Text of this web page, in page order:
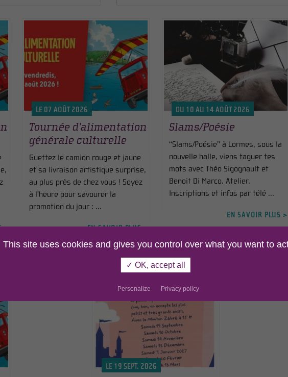
>
LE 07 AOÛT 2026
Tournée d’alimentation
générale culturelle
Guettez le camion rouge et jaune
et sa livraison artistique surprise,
au plus près de chez vous ! Soyez
à l'heure pour savourer la
promotion du jour : ...
EN SAVOIR PLUS >
DU 10 AU 14 AOÛT 2026
Slams/Poésie
“Slams/Poésie” à Lormes, sous la
nouvelle halle, viens taguer tes
mots avec Théo Sigognault et
Benoit Di Marco. Atelier.
Inscriptions et infos par télé ...
EN SAVOIR PLUS >
LE 19 SEPT. 2026
This site uses cookies and gives you control over what you want to
✓ OK, accept all
Personalize Privacy policy